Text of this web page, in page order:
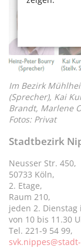
Im Bezirk
(Sprecher), Kai
Brandt, Marlene
Fotos: Privat
Stadtbezirk
Neusser Str. 450,
50733 Köln,
2. Etage,
Raum 210,
jeden 2.
von 10 bis 11.30
Tel. 221-9 54 99,